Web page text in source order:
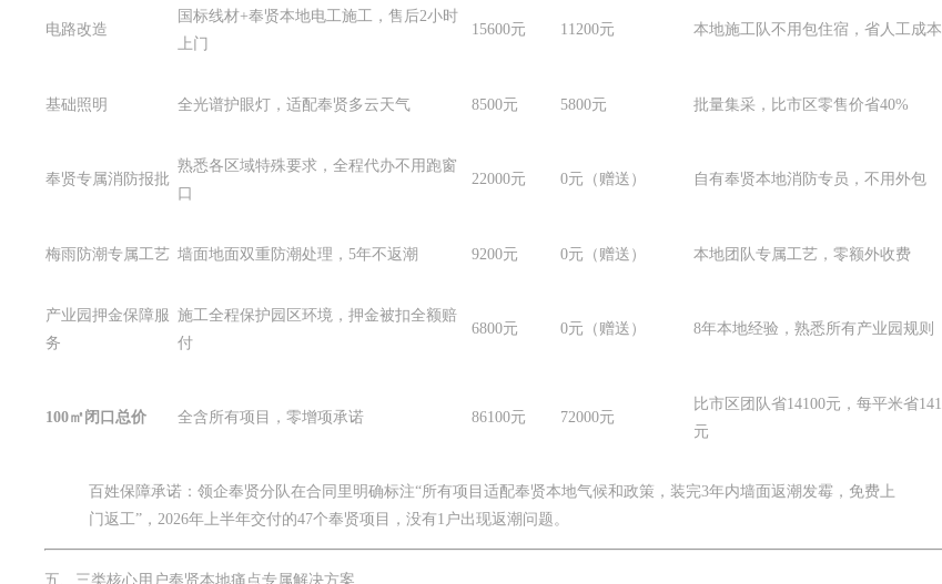
电路改造
国标线材+奉贤本地电工施工，售后2小时
上门
15600元 11200元 本地施工队不用包住宿，省人工成本
基础照明 全光谱护眼灯，适配奉贤多云天气 8500元 5800元 批量集采，比市区零售价省40%
奉贤专属消防报批
熟悉各区域特殊要求，全程代办不用跑窗
口
22000元 0元（赠送） 自有奉贤本地消防专员，不用外包
梅雨防潮专属工艺 墙面地面双重防潮处理，5年不返潮 9200元 0元（赠送） 本地团队专属工艺，零额外收费
产业园押金保障服
务
施工全程保护园区环境，押金被扣全额赔
付
6800元 0元（赠送） 8年本地经验，熟悉所有产业园规则
100㎡闭口总价 全含所有项目，零增项承诺 86100元 72000元
比市区团队省14100元，每平米省141
元
百姓保障承诺：领企奉贤分队在合同里明确标注“所有项目适配奉贤本地气候和政策，装完3年内墙面返潮发霉，免费上
门返工”，2026年上半年交付的47个奉贤项目，没有1户出现返潮问题。
五、三类核心用户奉贤本地痛点专属解决方案